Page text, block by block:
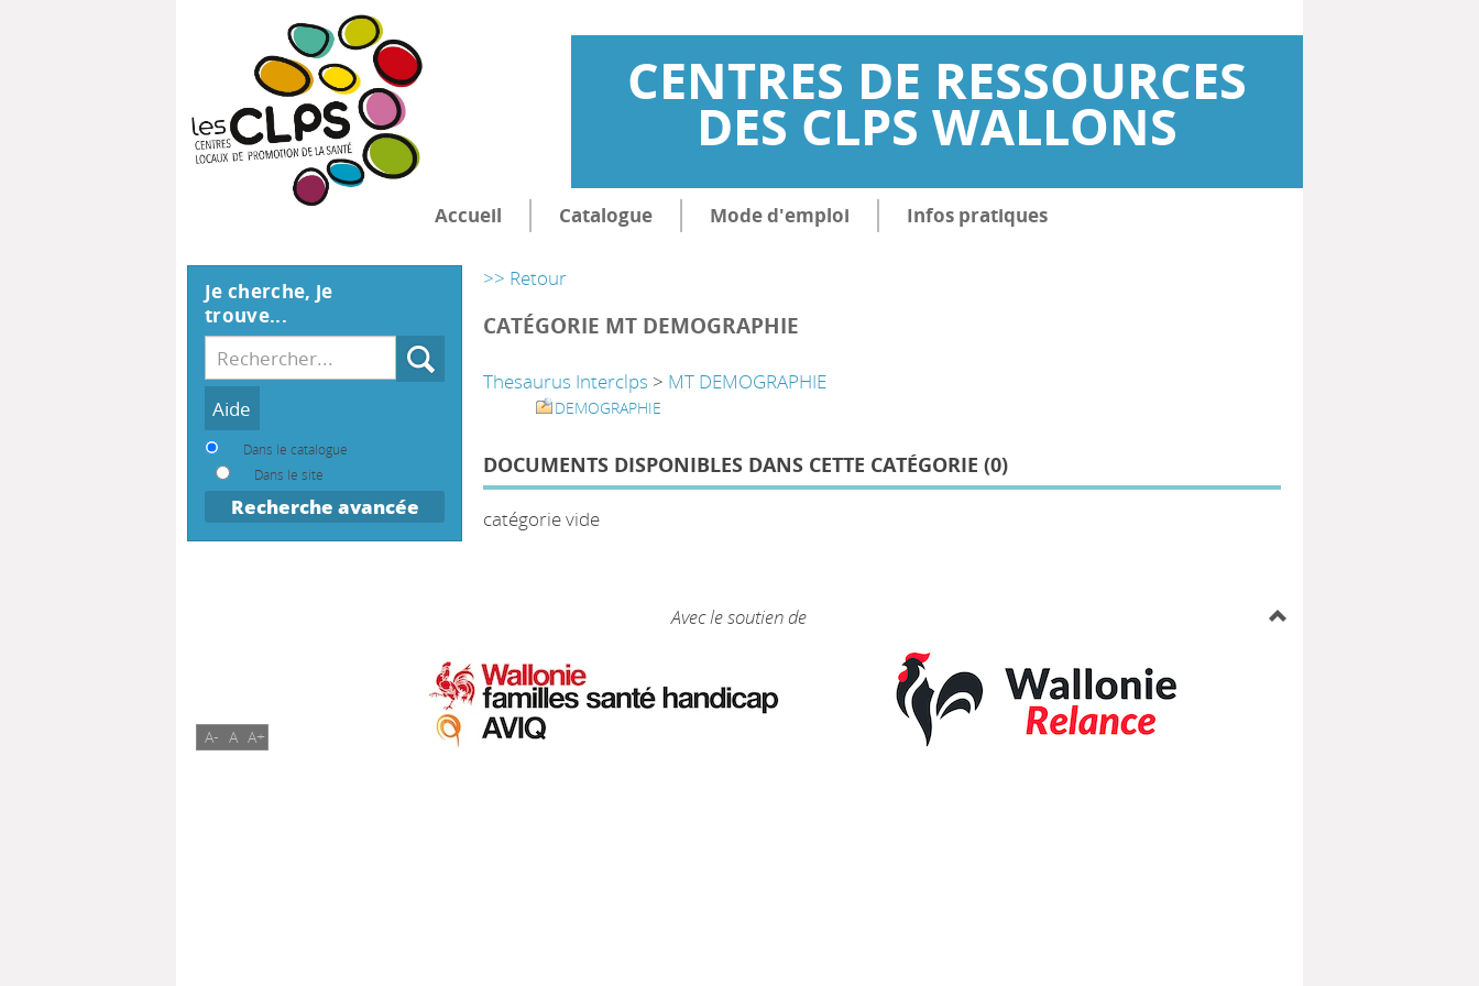
CENTRES DE RESSOURCES
DES CLPS WALLONS
Accueil Catalogue Mode d'emploi Infos pratiques
>> Retour
CATÉGORIE MT DEMOGRAPHIE
Thesaurus Interclps > MT DEMOGRAPHIE
DEMOGRAPHIE
DOCUMENTS DISPONIBLES DANS CETTE CATÉGORIE (0)
catégorie vide
Je cherche, je
trouve...
Recherche
Dans le catalogue
Dans le site
Recherche avancée
Avec le soutien de
A- A A+